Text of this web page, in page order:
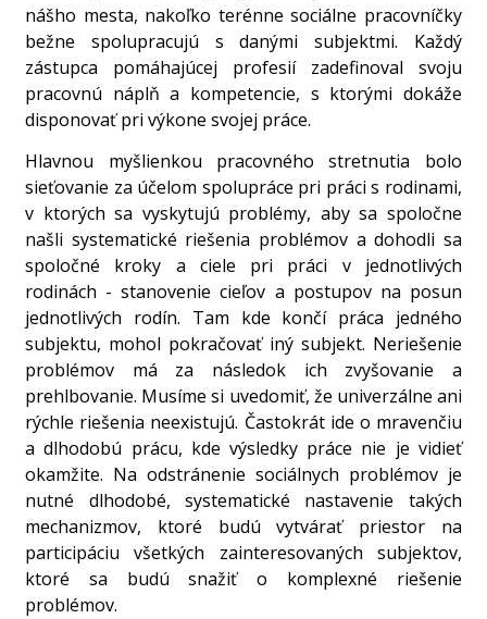
nášho mesta, nakoľko terénne sociálne pracovníčky
bežne spolupracujú s danými subjektmi. Každý
zástupca pomáhajúcej profesií zadefinoval svoju
pracovnú náplň a kompetencie, s ktorými dokáže
disponovať pri výkone svojej práce.
Hlavnou myšlienkou pracovného stretnutia bolo
sieťovanie za účelom spolupráce pri práci s rodinami,
v ktorých sa vyskytujú problémy, aby sa spoločne
našli systematické riešenia problémov a dohodli sa
spoločné kroky a ciele pri práci v jednotlivých
rodinách - stanovenie cieľov a postupov na posun
jednotlivých rodín. Tam kde končí práca jedného
subjektu, mohol pokračovať iný subjekt. Neriešenie
problémov má za následok ich zvyšovanie a
prehlbovanie. Musíme si uvedomiť, že univerzálne ani
rýchle riešenia neexistujú. Častokrát ide o mravenčiu
a dlhodobú prácu, kde výsledky práce nie je vidieť
okamžite. Na odstránenie sociálnych problémov je
nutné dlhodobé, systematické nastavenie takých
mechanizmov, ktoré budú vytvárať priestor na
participáciu všetkých zainteresovaných subjektov,
ktoré sa budú snažiť o komplexné riešenie
problémov.